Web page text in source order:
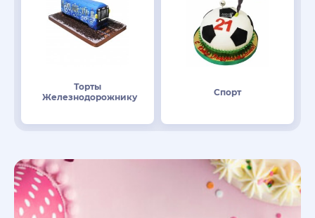
Торты
Железнодорожнику
Спорт